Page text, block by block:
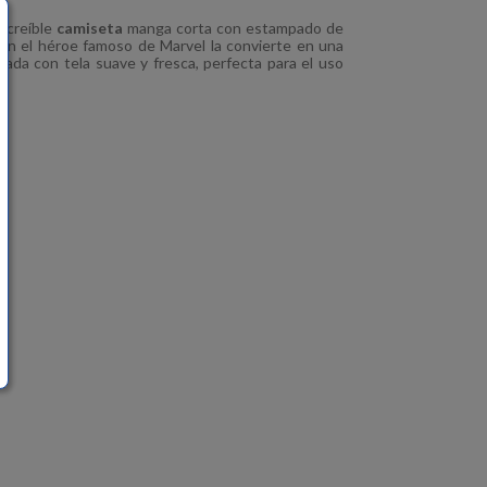
camiseta manga corta con estampado de
el héroe famoso de Marvel la convierte en una
con tela suave y fresca, perfecta para el uso